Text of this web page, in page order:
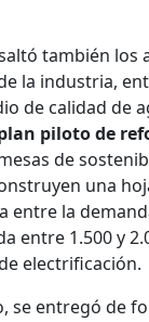
también los
la industria,
de calidad de
piloto de
de
una
entre la
entre 1.500 y
electrificación.
se entregó de